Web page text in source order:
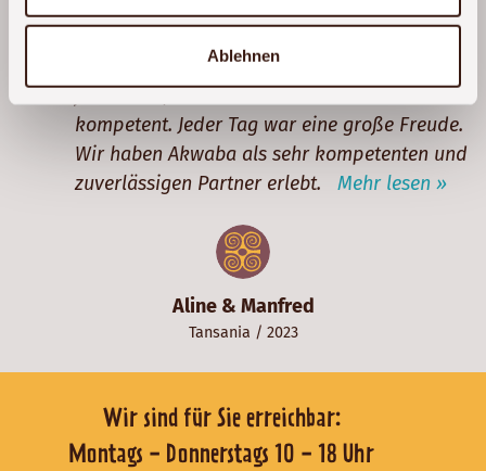
Ablehnen
Aline & Manfred
Tansania / 2023
Verlauf. Die Betreuung in Tansania war sehr
freundlich, kundenorientiert und sehr
kompetent. Jeder Tag war eine große Freude.
Wir haben Akwaba als sehr kompetenten und
zuverlässigen Partner erlebt. Mehr lesen »
Wir sind für Sie erreichbar:
Montags - Donnerstags 10 - 18 Uhr